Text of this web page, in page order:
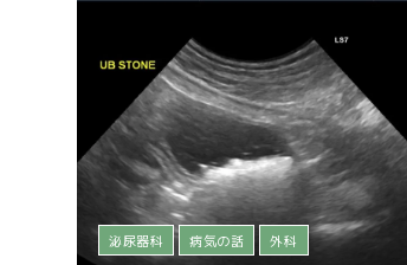
泌尿器科 病気の話 外科